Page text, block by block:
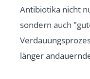
Antibiotika nicht
sondern auch
länger